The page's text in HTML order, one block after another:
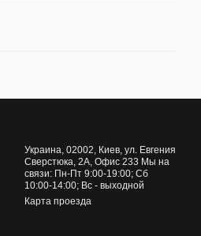
Украина, 02002, Киев, ул. Евгения
Сверстюка, 2А, Офис 233 Мы на
связи: Пн-Пт 9:00-19:00; Сб
10:00-14:00; Вс - выходной
Карта проезда